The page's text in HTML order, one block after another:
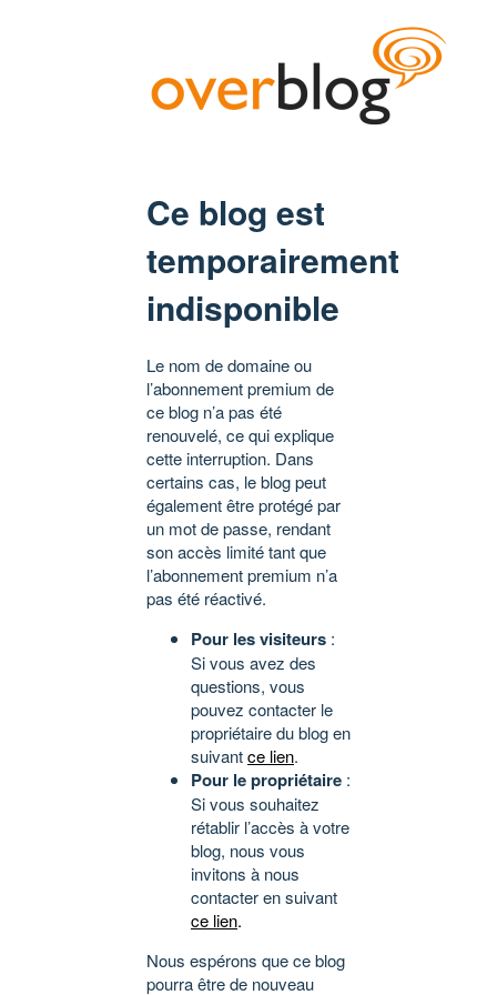
Ce blog est
temporairement
indisponible
Le nom de domaine ou
l’abonnement premium de
ce blog n’a pas été
renouvelé, ce qui explique
cette interruption. Dans
certains cas, le blog peut
également être protégé par
un mot de passe, rendant
son accès limité tant que
l’abonnement premium n’a
pas été réactivé.
Pour les visiteurs :
Si vous avez des
questions, vous
pouvez contacter le
propriétaire du blog en
suivantce lien.
Pour le propriétaire :
Si vous souhaitez
rétablir l’accès à votre
blog, nous vous
invitons à nous
contacter en suivant
ce lien.
Nous espérons que ce blog
pourra être de nouveau